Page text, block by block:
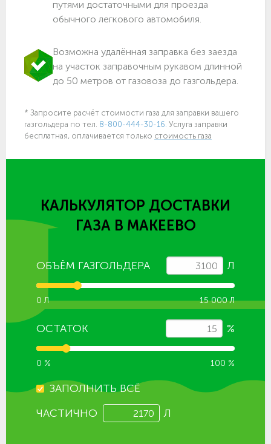
путями достаточными для проезда
обычного легкового автомобиля.
Возможна удалённая заправка без заезда
на участок заправочным рукавом длинной
до 50 метров от газовоза до газгольдера.
* Запросите расчёт стоимости газа для заправки вашего
газгольдера по тел. 8-800-444-30-16. Услуга заправки
бесплатная, оплачивается только стоимость газа
КАЛЬКУЛЯТОР ДОСТАВКИ
ГАЗА В МАКЕЕВО
ОБЪЁМ ГАЗГОЛЬДЕРА Л
0 Л 15 000 Л
ОСТАТОК %
0 % 100 %
ЗАПОЛНИТЬ ВСЁ
ЧАСТИЧНО
Л